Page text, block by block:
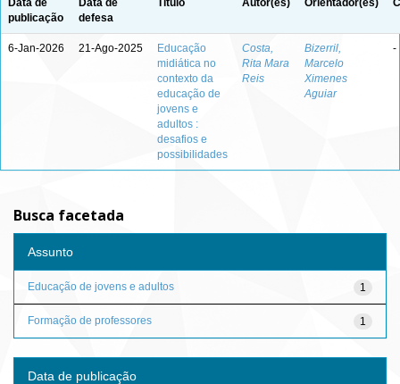
Data de
publicação
Data de
defesa
Título Autor(es) Orientador(es)
6-Jan-2026 21-Ago-2025
Educação
midiática no
contexto da
educação de
jovens e
adultos :
desafios e
possibilidades
Costa,
Rita Mara
Reis
Bizerril,
Marcelo
Ximenes
Aguiar
-
Busca facetada
Assunto
1
Educação de jovens e adultos
1
Formação de professores
Data de publicação